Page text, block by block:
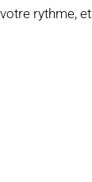
rythme, et